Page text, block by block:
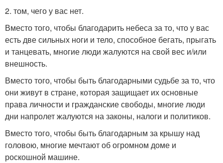
2. том, чего у вас нет.
Вместо того, чтобы благодарить небеса за то, что у вас
есть две сильных ноги и тело, способное бегать, прыгать
и танцевать, многие люди жалуются на свой вес и/или
внешность.
Вместо того, чтобы быть благодарными судьбе за то, что
они живут в стране, которая защищает их основные
права личности и гражданские свободы, многие люди
дни напролет жалуются на законы, налоги и политиков.
Вместо того, чтобы быть благодарным за крышу над
головою, многие мечтают об огромном доме и
роскошной машине.